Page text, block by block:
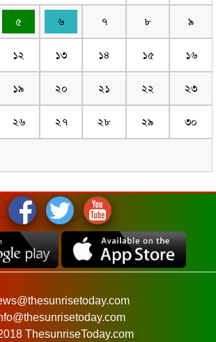
৫ ৬ ৭ ৮ ৯
১২ ১৩ ১৪ ১৫ ১৬
১৯ ২০ ২১ ২২ ২৩
২৬ ২৭ ২৮ ২৯ ৩০
ThesunriseToday.com